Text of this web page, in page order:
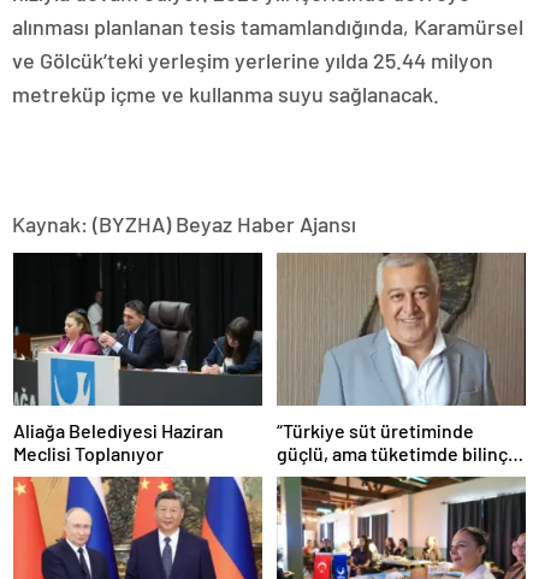
alınması planlanan tesis tamamlandığında, Karamürsel
ve Gölcük’teki yerleşim yerlerine yılda 25.44 milyon
metreküp içme ve kullanma suyu sağlanacak.
Kaynak: (BYZHA) Beyaz Haber Ajansı
Aliağa Belediyesi Haziran
Meclisi Toplanıyor
“Türkiye süt üretiminde
güçlü, ama tüketimde bilinç
şart”